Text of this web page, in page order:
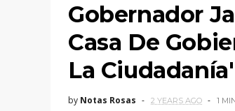
Gobernador
Casa De
La Ciudadanía'
by Notas Rosas 2 YEARS AGO 1